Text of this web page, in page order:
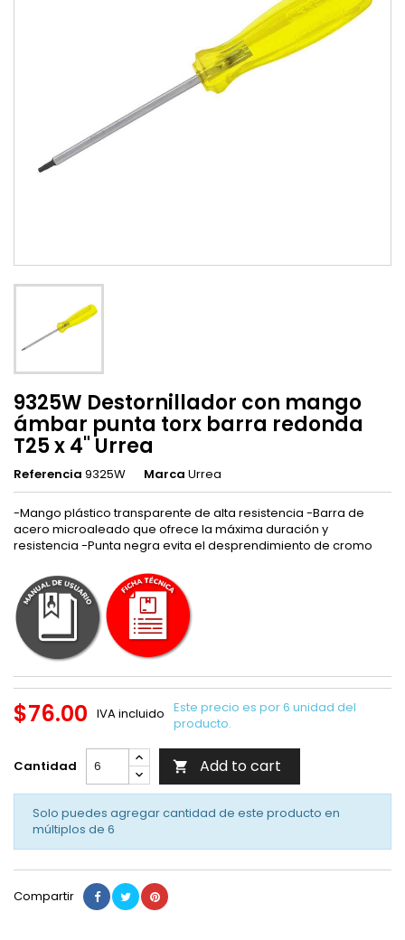
9325W Destornillador con mango
ámbar punta torx barra redonda
T25 x 4" Urrea
Referencia 9325W Marca Urrea
-Mango plástico transparente de alta resistencia -Barra de
acero microaleado que ofrece la máxima duración y
resistencia -Punta negra evita el desprendimiento de cromo
$76.00 IVA incluido Este precio es por 6 unidad del
producto.
Cantidad  Add to cart
Solo puedes agregar cantidad de este producto en
múltiplos de 6
Compartir